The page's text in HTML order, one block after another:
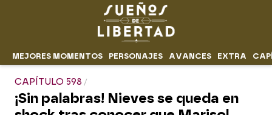
MEJORES MOMENTOS PERSONAJES AVANCES EXTRA
CAPÍTULO 598
¡Sin palabras! Nieves se queda en